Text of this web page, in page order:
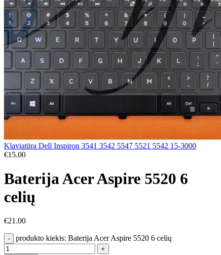
Klaviatūra Dell Inspiron 3541 3542 5547 5521 5542 15-3000
€15.00
Baterija Acer Aspire 5520 6
celių
€21.00
produkto kiekis: Baterija Acer Aspire 5520 6 celių